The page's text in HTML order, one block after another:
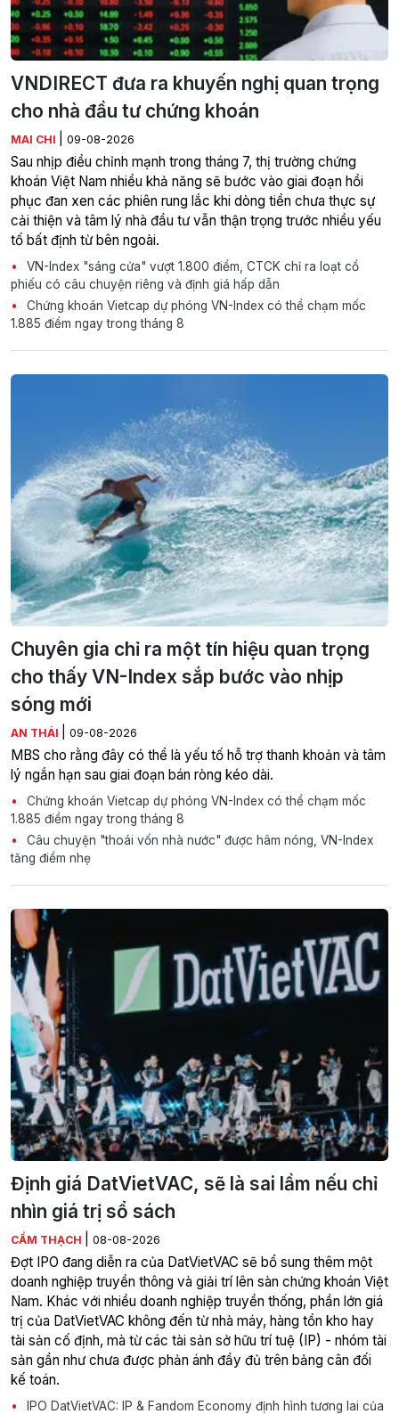
VNDIRECT đưa ra khuyến nghị quan trọng
cho nhà đầu tư chứng khoán
MAI CHI 09-08-2026
Sau nhịp điều chỉnh mạnh trong tháng 7, thị trường chứng
khoán Việt Nam nhiều khả năng sẽ bước vào giai đoạn hồi
phục đan xen các phiên rung lắc khi dòng tiền chưa thực sự
cải thiện và tâm lý nhà đầu tư vẫn thận trọng trước nhiều yếu
tố bất định từ bên ngoài.
VN-Index "sáng cửa" vượt 1.800 điểm, CTCK chỉ ra loạt cổ
phiếu có câu chuyện riêng và định giá hấp dẫn
Chứng khoán Vietcap dự phóng VN-Index có thể chạm mốc
1.885 điểm ngay trong tháng 8
Chuyên gia chỉ ra một tín hiệu quan trọng
cho thấy VN-Index sắp bước vào nhịp
sóng mới
AN THÁI 09-08-2026
MBS cho rằng đây có thể là yếu tố hỗ trợ thanh khoản và tâm
lý ngắn hạn sau giai đoạn bán ròng kéo dài.
Chứng khoán Vietcap dự phóng VN-Index có thể chạm mốc
1.885 điểm ngay trong tháng 8
Câu chuyện "thoái vốn nhà nước" được hâm nóng, VN-Index
tăng điểm nhẹ
Định giá DatVietVAC, sẽ là sai lầm nếu chỉ
nhìn giá trị sổ sách
CẨM THẠCH 08-08-2026
Đợt IPO đang diễn ra của DatVietVAC sẽ bổ sung thêm một
doanh nghiệp truyền thông và giải trí lên sàn chứng khoán Việt
Nam. Khác với nhiều doanh nghiệp truyền thống, phần lớn giá
trị của DatVietVAC không đến từ nhà máy, hàng tồn kho hay
tài sản cố định, mà từ các tài sản sở hữu trí tuệ (IP) - nhóm tài
sản gần như chưa được phản ánh đầy đủ trên bảng cân đối
kế toán.
IPO DatVietVAC: IP & Fandom Economy định hình tương lai của